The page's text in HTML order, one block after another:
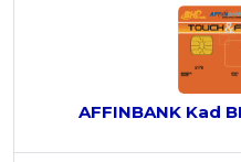
AFFINBANK Kad